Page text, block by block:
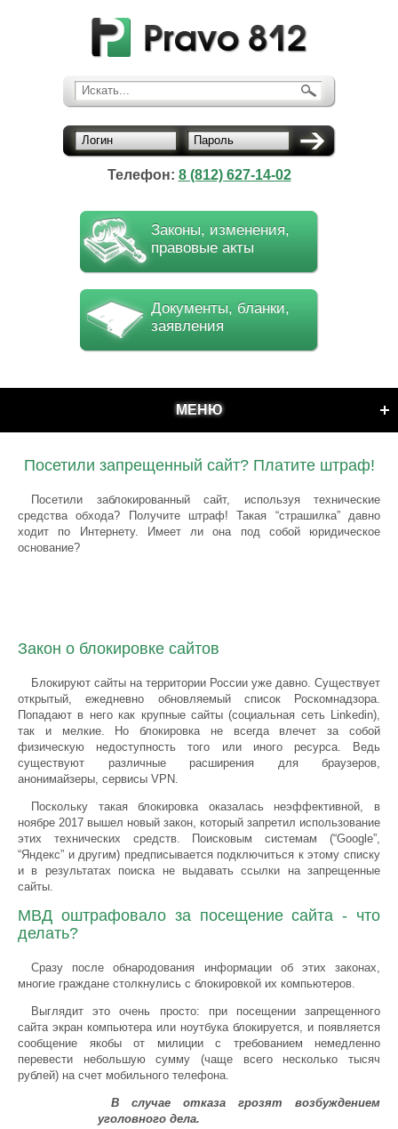
Искать...
Логин Пароль
Телефон: 8 (812) 627-14-02
Законы, изменения,
правовые акты
Документы, бланки,
заявления
МЕНЮ
Посетили запрещенный сайт? Платите штраф!
Посетили заблокированный сайт, используя технические
средства обхода? Получите штраф! Такая “страшилка” давно
ходит по Интернету. Имеет ли она под собой юридическое
основание?
Закон о блокировке сайтов
Блокируют сайты на территории России уже давно. Существует
открытый, ежедневно обновляемый список Роскомнадзора.
Попадают в него как крупные сайты (социальная сеть Linkedin),
так и мелкие. Но блокировка не всегда влечет за собой
физическую недоступность того или иного ресурса. Ведь
существуют различные расширения для браузеров,
анонимайзеры, сервисы VPN.
Поскольку такая блокировка оказалась неэффективной, в
ноябре 2017 вышел новый закон, который запретил использование
этих технических средств. Поисковым системам (“Google”,
“Яндекс” и другим) предписывается подключиться к этому списку
и в результатах поиска не выдавать ссылки на запрещенные
сайты.
МВД оштрафовало за посещение сайта - что
делать?
Сразу после обнародования информации об этих законах,
многие граждане столкнулись с блокировкой их компьютеров.
Выглядит это очень просто: при посещении запрещенного
сайта экран компьютера или ноутбука блокируется, и появляется
сообщение якобы от милиции с требованием немедленно
перевести небольшую сумму (чаще всего несколько тысяч
рублей) на счет мобильного телефона.
В случае отказа грозят возбуждением
уголовного дела.